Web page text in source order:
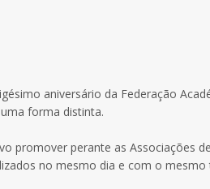
aniversário da Federação
forma distinta.
promover perante as Associações
no mesmo dia e com o